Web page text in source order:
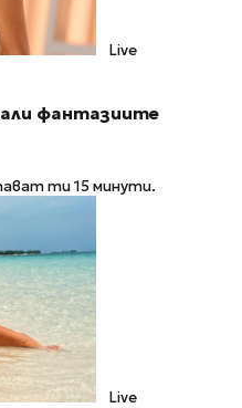
Live
фантазиите
ти 15 минути.
Live